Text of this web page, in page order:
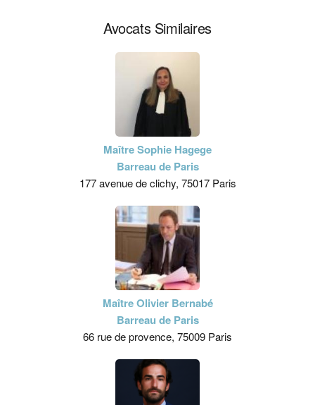
Avocats Similaires
Maître Sophie Hagege
Barreau de Paris
177 avenue de clichy, 75017 Paris
Maître Olivier Bernabé
Barreau de Paris
66 rue de provence, 75009 Paris